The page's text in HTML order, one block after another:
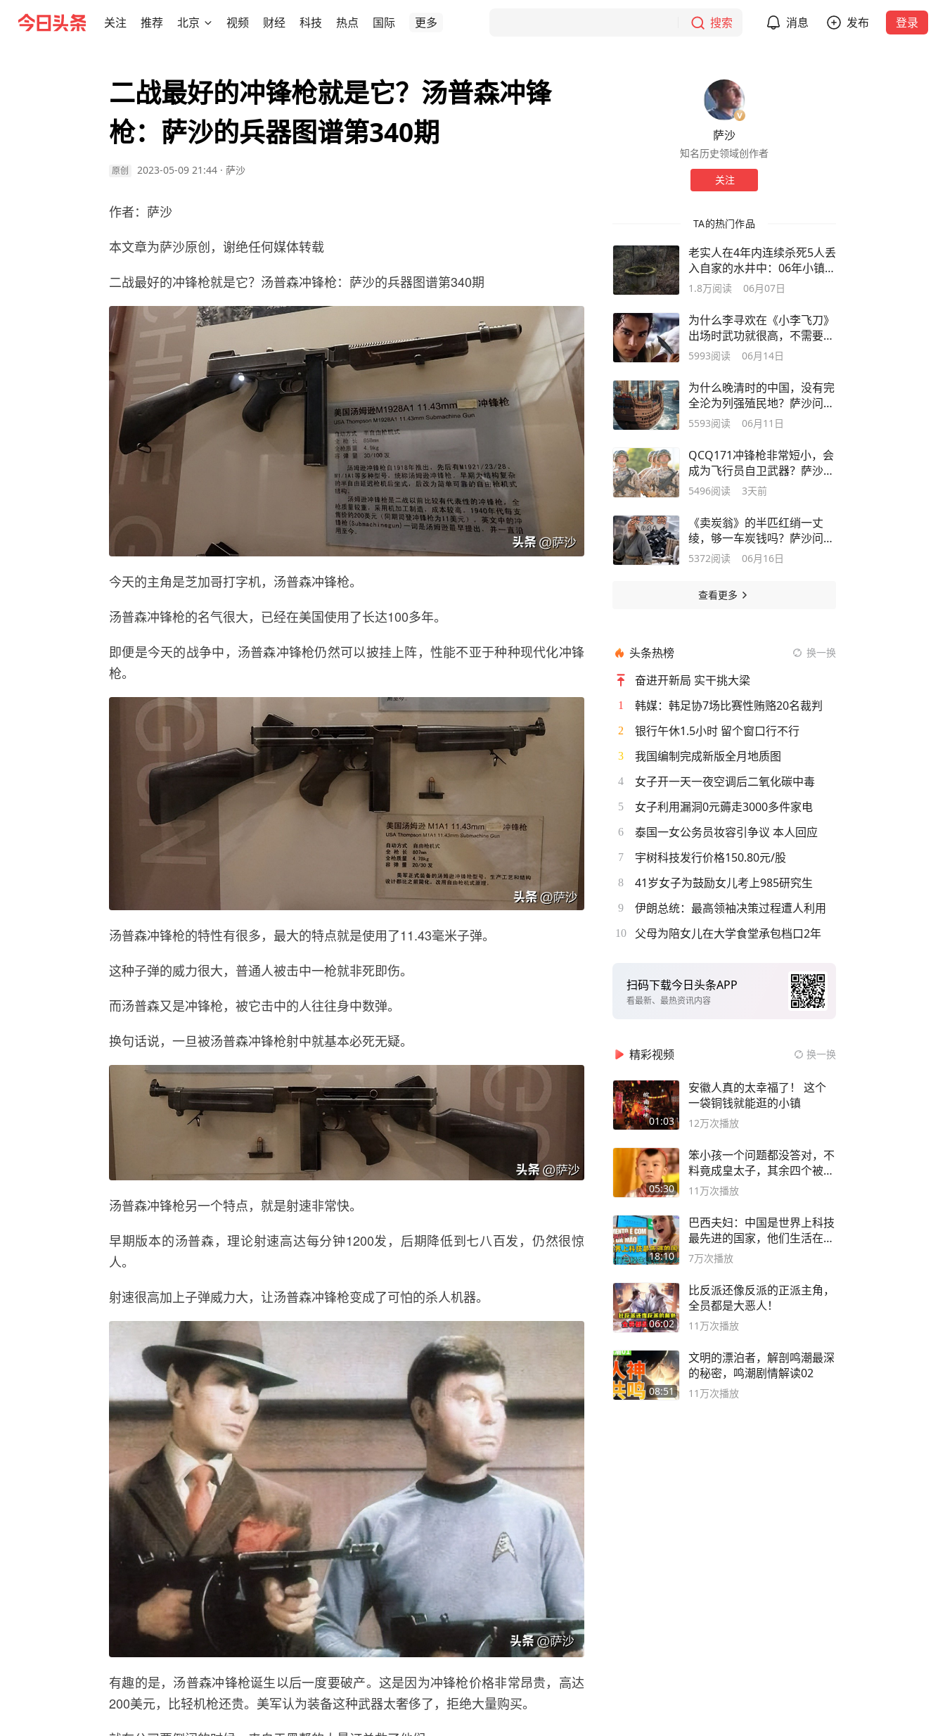
关注 推荐 北京 视频 财经 科技 热点 国际 更多 搜索 消息 发布 登录
二战最好的冲锋枪就是它？汤普森冲锋
枪：萨沙的兵器图谱第340期
原创 2023-05-09 21:44 · 萨沙
作者：萨沙
本文章为萨沙原创，谢绝任何媒体转载
二战最好的冲锋枪就是它？汤普森冲锋枪：萨沙的兵器图谱第340期
今天的主角是芝加哥打字机，汤普森冲锋枪。
汤普森冲锋枪的名气很大，已经在美国使用了长达100多年。
即便是今天的战争中，汤普森冲锋枪仍然可以披挂上阵，性能不亚于种种现代化冲锋
枪。
汤普森冲锋枪的特性有很多，最大的特点就是使用了11.43毫米子弹。
这种子弹的威力很大，普通人被击中一枪就非死即伤。
而汤普森又是冲锋枪，被它击中的人往往身中数弹。
换句话说，一旦被汤普森冲锋枪射中就基本必死无疑。
汤普森冲锋枪另一个特点，就是射速非常快。
早期版本的汤普森，理论射速高达每分钟1200发，后期降低到七八百发，仍然很惊
人。
射速很高加上子弹威力大，让汤普森冲锋枪变成了可怕的杀人机器。
有趣的是，汤普森冲锋枪诞生以后一度要破产。这是因为冲锋枪价格非常昂贵，高达
200美元，比轻机枪还贵。美军认为装备这种武器太奢侈了，拒绝大量购买。
萨沙
知名历史领域创作者
关注
TA的热门作品
老实人在4年内连续杀死5人丢
入自家的水井中：06年小镇水
井藏尸案
1.8万阅读 06月07日
为什么李寻欢在《小李飞刀》
出场时武功就很高，不需要再
修炼呢？
5993阅读 06月14日
为什么晚清时的中国，没有完
全沦为列强殖民地？萨沙问答
第315集
5593阅读 06月11日
QCQ171冲锋枪非常短小，会
成为飞行员自卫武器？萨沙问
答第259集
5496阅读 3天前
《卖炭翁》的半匹红绡一丈
绫，够一车炭钱吗？萨沙问答
第255集
5372阅读 06月16日
查看更多
头条热榜 换一换
奋进开新局 实干挑大梁
1 韩媒：韩足协7场比赛性贿赂20名裁判
2 银行午休1.5小时 留个窗口行不行
3 我国编制完成新版全月地质图
4 女子开一天一夜空调后二氧化碳中毒
5 女子利用漏洞0元薅走3000多件家电
6 泰国一女公务员妆容引争议 本人回应
7 宇树科技发行价格150.80元/股
8 41岁女子为鼓励女儿考上985研究生
9 伊朗总统：最高领袖决策过程遭人利用
10 父母为陪女儿在大学食堂承包档口2年
扫码下载今日头条APP
看最新、最热资讯内容
精彩视频 换一换
01:03
安徽人真的太幸福了！ 这个
一袋铜钱就能逛的小镇
12万次播放
05:30
笨小孩一个问题都没答对，不
料竟成皇太子，其余四个被处
死
11万次播放
18:10
巴西夫妇：中国是世界上科技
最先进的国家，他们生活在
2999年
7万次播放
06:02
比反派还像反派的正派主角，
全员都是大恶人！
11万次播放
08:51
文明的漂泊者，解剖鸣潮最深
的秘密，鸣潮剧情解读02
11万次播放